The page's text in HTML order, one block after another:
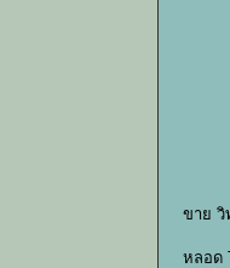
ขาย วิ
หลอด